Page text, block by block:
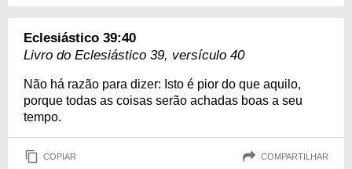
Eclesiástico 39:40
Livro do Eclesiástico 39, versículo 40
Não há razão para dizer: Isto é pior do que aquilo,
porque todas as coisas serão achadas boas a seu
tempo.
COPIAR COMPARTILHAR